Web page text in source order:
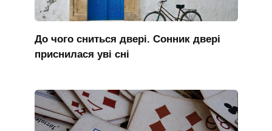
До чого сниться двері. Сонник двері
приснилася уві сні